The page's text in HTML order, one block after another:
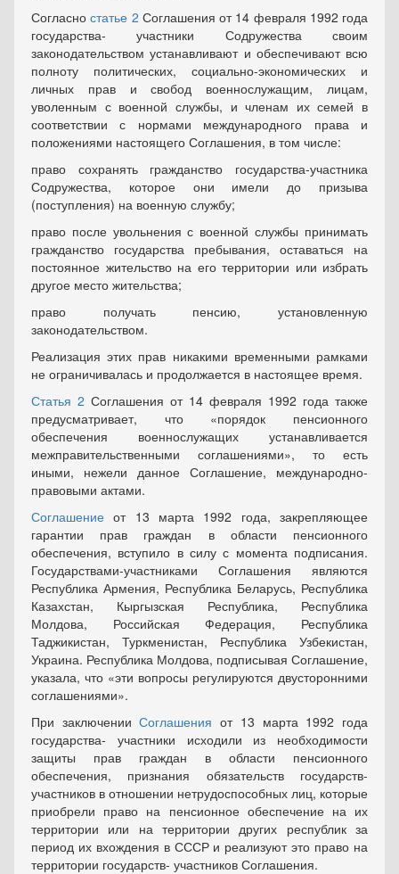
Согласностатье 2 Соглашения от 14 февраля 1992 года
государства- участники Содружества своим
законодательством устанавливают и обеспечивают всю
полноту политических, социально-экономических и
личных прав и свобод военнослужащим, лицам,
уволенным с военной службы, и членам их семей в
соответствии с нормами международного права и
положениями настоящего Соглашения, в том числе:
право сохранять гражданство государства-участника
Содружества, которое они имели до призыва
(поступления) на военную службу;
право после увольнения с военной службы принимать
гражданство государства пребывания, оставаться на
постоянное жительство на его территории или избрать
другое место жительства;
право получать пенсию, установленную
законодательством.
Реализация этих прав никакими временными рамками
не ограничивалась и продолжается в настоящее время.
Статья 2 Соглашения от 14 февраля 1992 года также
предусматривает, что «порядок пенсионного
обеспечения военнослужащих устанавливается
межправительственными соглашениями», то есть
иными, нежели данное Соглашение, международно-
правовыми актами.
Соглашение от 13 марта 1992 года, закрепляющее
гарантии прав граждан в области пенсионного
обеспечения, вступило в силу с момента подписания.
Государствами-участниками Соглашения являются
Республика Армения, Республика Беларусь, Республика
Казахстан, Кыргызская Республика, Республика
Молдова, Российская Федерация, Республика
Таджикистан, Туркменистан, Республика Узбекистан,
Украина. Республика Молдова, подписывая Соглашение,
указала, что «эти вопросы регулируются двусторонними
соглашениями».
При заключенииСоглашения от 13 марта 1992 года
государства- участники исходили из необходимости
защиты прав граждан в области пенсионного
обеспечения, признания обязательств государств-
участников в отношении нетрудоспособных лиц, которые
приобрели право на пенсионное обеспечение на их
территории или на территории других республик за
период их вхождения в СССР и реализуют это право на
территории государств- участников Соглашения.